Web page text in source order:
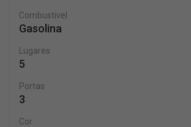
Combustivel
Gasolina
Lugares
5
Portas
3
Cor